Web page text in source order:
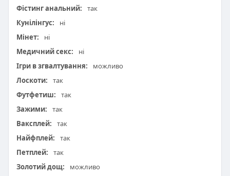
Фістинг анальний:
так
Кунілінгус:
ні
Мінет:
ні
Медичний секс:
ні
Ігри в згвалтування:
можливо
Лоскоти:
так
Футфетиш:
так
Зажими:
так
Ваксплей:
так
Найфплей:
так
Петплей:
так
Золотий дощ:
можливо